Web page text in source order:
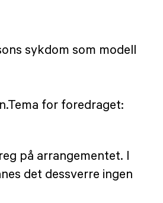
sykdom som modell
for foredraget:
på arrangementet. I
det dessverre ingen